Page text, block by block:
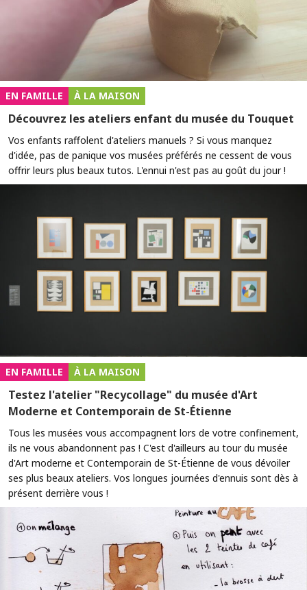
EN FAMILLE À LA MAISON
Découvrez les ateliers enfant du musée du Touquet
Vos enfants raffolent d'ateliers manuels ? Si vous manquez
d'idée, pas de panique vos musées préférés ne cessent de vous
offrir leurs plus beaux tutos. L'ennui n'est pas au goût du jour !
EN FAMILLE À LA MAISON
Testez l'atelier "Recycollage" du musée d'Art
Moderne et Contemporain de St-Étienne
Tous les musées vous accompagnent lors de votre confinement,
ils ne vous abandonnent pas ! C'est d'ailleurs au tour du musée
d'Art moderne et Contemporain de St-Étienne de vous dévoiler
ses plus beaux ateliers. Vos longues journées d'ennuis sont dès à
présent derrière vous !